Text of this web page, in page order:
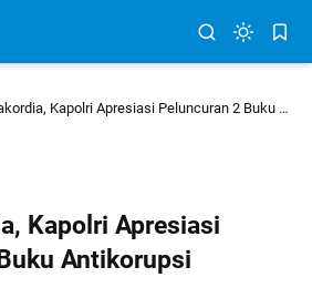
Kapolri Apresiasi Peluncuran 2 Buku Antikorupsi
Kapolri Apresiasi
Antikorupsi